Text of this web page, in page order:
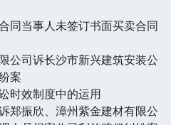
当事人未签订书面买卖合同
公司诉长沙市新兴建筑安装公
案
时效制度中的运用
郑振欣、漳州紫金建材有限公